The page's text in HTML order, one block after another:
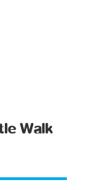
Walk